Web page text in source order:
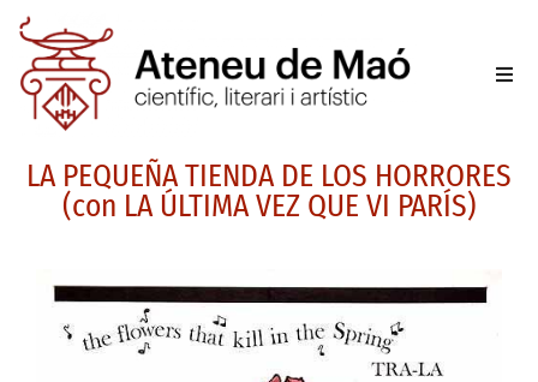
Fer-
LA PEQUEÑA TIENDA DE LOS HORRORES
(con LA ÚLTIMA VEZ QUE VI PARÍS)